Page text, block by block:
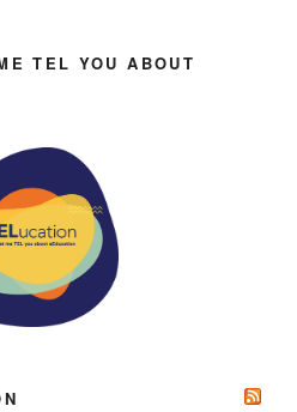
TEL YOU ABOUT